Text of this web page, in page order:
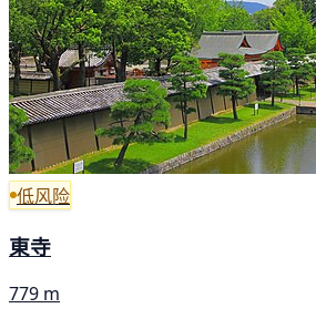
低风险
東寺
779 m